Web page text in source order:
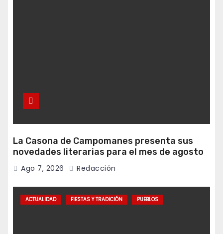
La Casona de Campomanes presenta sus
novedades literarias para el mes de agosto
Ago 7, 2026 Redacción
ACTUALIDAD FIESTAS Y TRADICIÓN PUEBLOS